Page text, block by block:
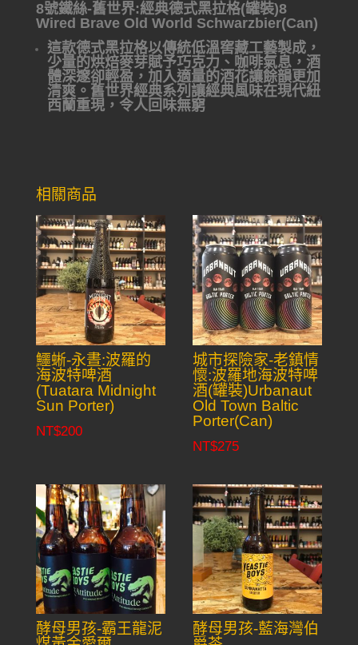
8號鐵絲-舊世界:經典德式黑拉格(罐裝)8
Wired Brave Old World Schwarzbier(Can)
這款德式黑拉格以傳統低溫窖藏工藝製成，
少量的烘焙麥芽賦予巧克力、咖啡氣息，酒
體深邃卻輕盈，加入適量的酒花讓餘韻更加
清爽。舊世界經典系列讓經典風味在現代紐
西蘭重現，令人回味無窮
相關商品
鱷蜥-永晝:波羅的
海波特啤酒
(Tuatara Midnight
Sun Porter)
NT$200
城市探險家-老鎮情
懷:波羅地海波特啤
酒(罐裝)Urbanaut
Old Town Baltic
Porter(Can)
NT$275
酵母男孩-霸王龍泥
酵母男孩-藍海灣伯